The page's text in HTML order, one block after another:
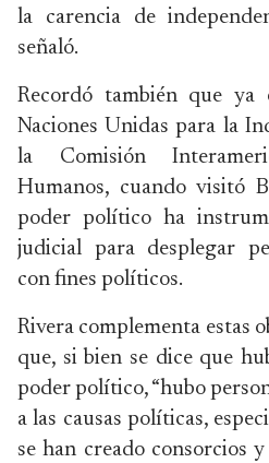
la carencia de
señaló.
Recordó también que ya
Naciones Unidas para la
la Comisión
Humanos, cuando visitó
poder político ha
judicial para desplegar
con fines políticos.
Rivera complementa estas
que, si bien se dice que
poder político, “hubo
a las causas políticas,
se han creado consorcios